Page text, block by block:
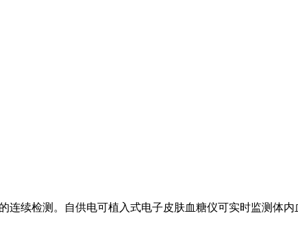
续检测。自供电可植入式电子皮肤血糖仪可实时监测体